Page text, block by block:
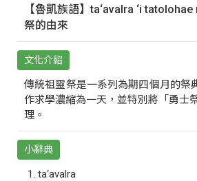
【魯凱族語】ta‘avalra ‘i
祭的由來
文化介紹
傳統祖靈祭是一系列為期四個月的祭
作求學濃縮為一天，並特別將「勇士
理。
小辭典
ta‘avalra